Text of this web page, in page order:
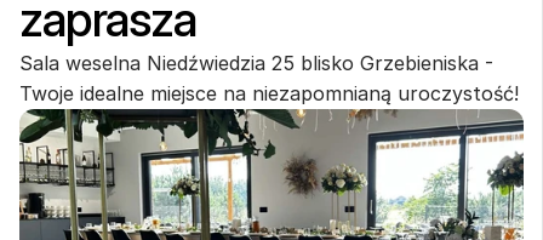
zaprasza
Sala weselna Niedźwiedzia 25 blisko Grzebieniska -
Twoje idealne miejsce na niezapomnianą uroczystość!